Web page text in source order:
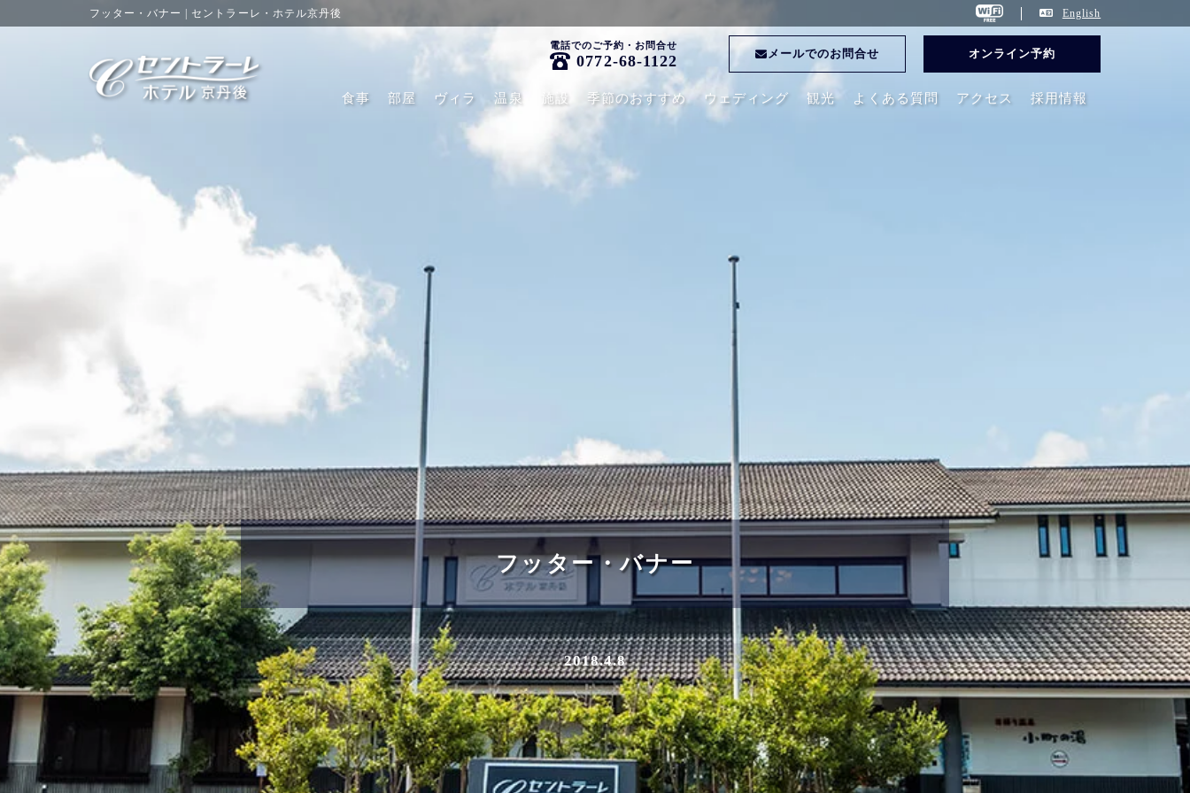
フッター・バナー | セントラーレ・ホテル京丹後 English
電話でのご予約・お問合せ
0772-68-1122 メールでのお問合せ オンライン予約
食事 部屋 ヴィラ 温泉 施設 季節のおすすめ ウェディング 観光 よくある質問 アクセス 採用情報
フッター・バナー
2018.4.8